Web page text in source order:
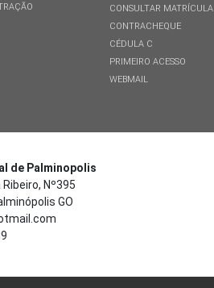
CONSULTAR MATRÍCULA
CONTRACHEQUE
CÉDULA C
PRIMEIRO ACESSO
WEBMAIL
de Palminopolis
Nº395
GO